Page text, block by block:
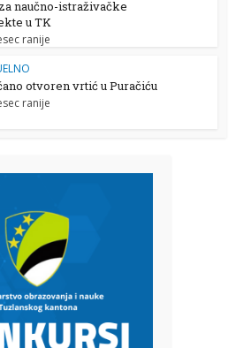
naučno-istraživačke
u TK
ranije
otvoren vrtić u Puračiću
ranije